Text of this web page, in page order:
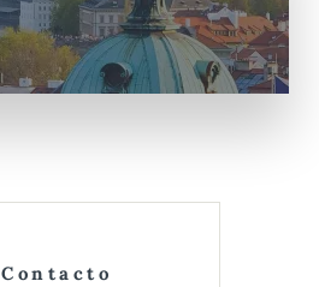
Contacto